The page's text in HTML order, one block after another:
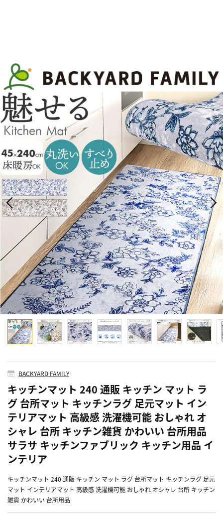
BACKYARD FAMILY
キッチンマット 240 通販 キッチン マット ラ
グ 台所マット キッチンラグ 足元マット イン
テリアマット 高級感 洗濯機可能 おしゃれ オ
シャレ 台所 キッチン雑貨 かわいい 台所用品
サラサ キッチンファブリック キッチン用品 イ
ンテリア
キッチンマット 240 通販 キッチン マット ラグ 台所マット キッチンラグ 足元
マット インテリアマット 高級感 洗濯機可能 おしゃれ オシャレ 台所 キッチン
雑貨 かわいい 台所用品